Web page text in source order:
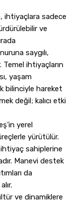
ihtiyaçlara sadece
ve
saygılı,
Temel ihtiyaçların
yaşam
bilinciyle hareket
değil; kalıcı etki
yerel
yürütülür.
ihtiyaç sahiplerine
Manevi destek
da
ve dinamiklere